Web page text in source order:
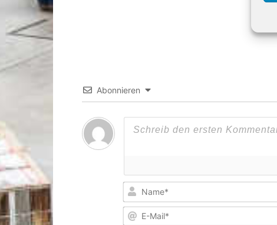
Abonnieren